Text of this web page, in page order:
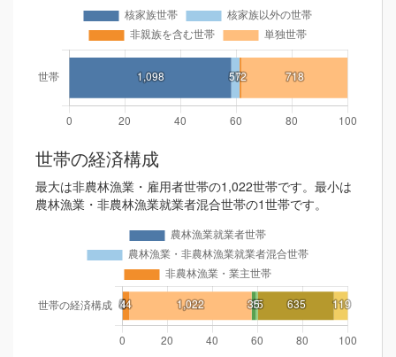
世帯の経済構成
最大は非農林漁業・雇用者世帯の1,022世帯です。最小は
農林漁業・非農林漁業就業者混合世帯の1世帯です。